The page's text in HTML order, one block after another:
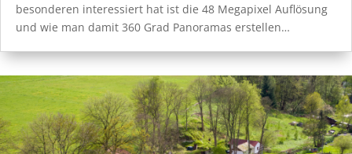
besonderen interessiert hat ist die 48 Megapixel Auflösung
und wie man damit 360 Grad Panoramas erstellen…